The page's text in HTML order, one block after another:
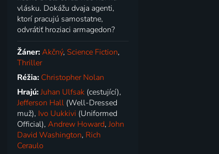
vlásku. Dokážu dvaja agenti,
ktorí pracujú samostatne,
odvrátiť hroziaci armagedon?
Žáner:Akčný, Science Fiction,
Thriller
Réžia: Christopher Nolan
Hrajú:Juhan Ulfsak (cestující),
Jefferson Hall (Well-Dressed
muž), Ivo Uukkivi (Uniformed
Official),Andrew Howard,John
David Washington, Rich
Ceraulo